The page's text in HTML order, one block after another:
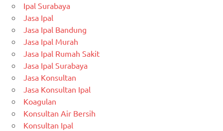
Ipal Surabaya
Jasa Ipal
Jasa Ipal Bandung
Jasa Ipal Murah
Jasa Ipal Rumah Sakit
Jasa Ipal Surabaya
Jasa Konsultan
Jasa Konsultan Ipal
Koagulan
Konsultan Air Bersih
Konsultan Ipal